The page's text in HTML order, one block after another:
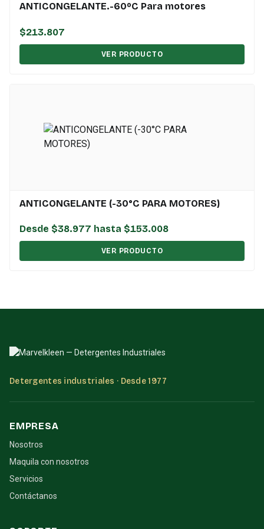
ANTICONGELANTE.-60ºC Para motores
$213.807
VER PRODUCTO
ANTICONGELANTE (-30°C PARA MOTORES)
Desde $38.977 hasta $153.008
VER PRODUCTO
Detergentes industriales · Desde 1977
EMPRESA
Nosotros
Maquila con nosotros
Servicios
Contáctanos